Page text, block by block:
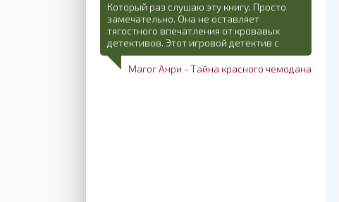
Который раз слушаю эту книгу. Просто
замечательно. Она не оставляет
тягостного впечатления от кровавых
детективов. Этот игровой детектив с
Магог Анри - Тайна красного чемодана